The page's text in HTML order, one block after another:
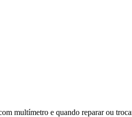
multímetro e quando reparar ou